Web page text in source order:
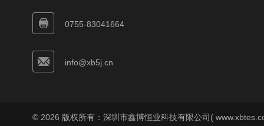
0755-83041664
info@xb5j.cn
© 2026 版权所有：深圳市鑫博恒业科技有限公司(